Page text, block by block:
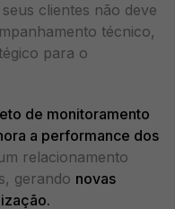
clientes não deve
técnico,
para o
de monitoramento
a performance dos
relacionamento
gerando novas